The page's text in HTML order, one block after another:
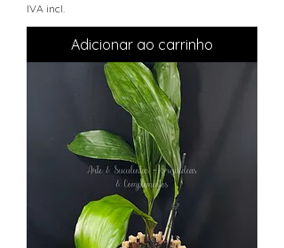
IVA incl.
Adicionar ao carrinho